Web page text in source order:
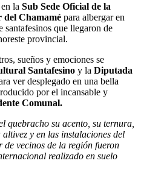
la Sub Sede Oficial de la
del Chamamé para albergar en
santafesinos que llegaron de
provincial.
sueños y emociones se
Santafesino y la Diputada
ver desplegado en una bella
por el incansable y
Comunal.
quebracho su acento, su ternura,
y en las instalaciones del
vecinos de la región fueron
realizado en suelo